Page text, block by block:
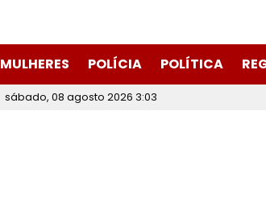
MULHERES POLÍCIA POLÍTICA
sábado, 08 agosto 2026 3:03